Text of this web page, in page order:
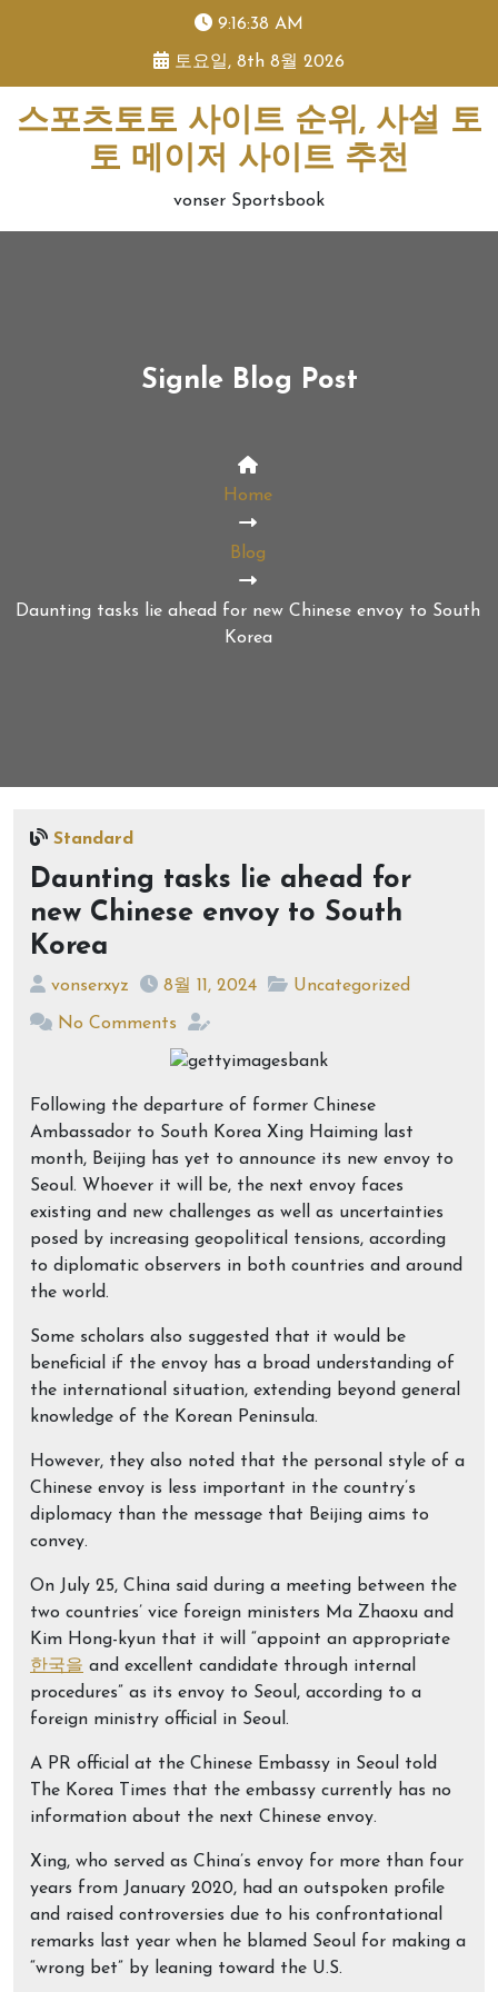
9:16:38 AM
토요일, 8th 8월 2026
스포츠토토 사이트 순위, 사설 토
토 메이저 사이트 추천
vonser Sportsbook
Signle Blog Post
Home
Blog
Daunting tasks lie ahead for new Chinese envoy to South
Korea
Standard
Daunting tasks lie ahead for
new Chinese envoy to South
Korea
vonserxyz 8월 11, 2024 Uncategorized
No Comments
Following the departure of former Chinese
Ambassador to South Korea Xing Haiming last
month, Beijing has yet to announce its new envoy to
Seoul. Whoever it will be, the next envoy faces
existing and new challenges as well as uncertainties
posed by increasing geopolitical tensions, according
to diplomatic observers in both countries and around
the world.
Some scholars also suggested that it would be
beneficial if the envoy has a broad understanding of
the international situation, extending beyond general
knowledge of the Korean Peninsula.
However, they also noted that the personal style of a
Chinese envoy is less important in the country’s
diplomacy than the message that Beijing aims to
convey.
On July 25, China said during a meeting between the
two countries’ vice foreign ministers Ma Zhaoxu and
Kim Hong-kyun that it will “appoint an appropriate
한국을 and excellent candidate through internal
procedures” as its envoy to Seoul, according to a
foreign ministry official in Seoul.
A PR official at the Chinese Embassy in Seoul told
The Korea Times that the embassy currently has no
information about the next Chinese envoy.
Xing, who served as China’s envoy for more than four
years from January 2020, had an outspoken profile
and raised controversies due to his confrontational
remarks last year when he blamed Seoul for making a
“wrong bet” by leaning toward the U.S.